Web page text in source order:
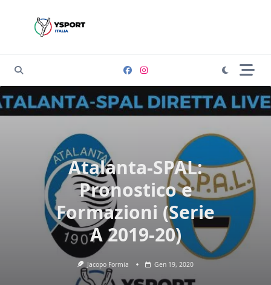
Atalanta-SPAL:
Pronostico e
Formazioni (Serie
A 2019-20)
Jacopo Formia Gen 19, 2020